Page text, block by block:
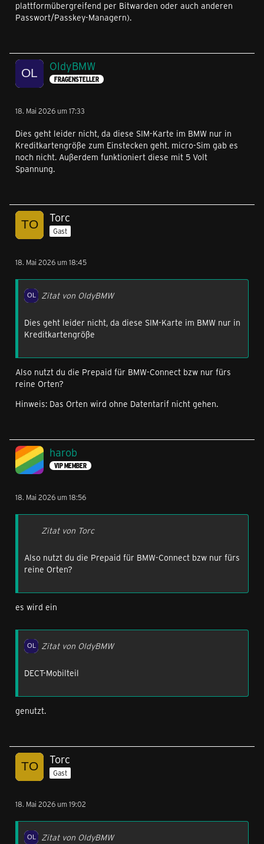
plattformübergreifend per Bitwarden oder auch anderen
Passwort/Passkey-Managern).
OldyBMW
FRAGENSTELLER
18. Mai 2026 um 17:33
Dies geht leider nicht, da diese SIM-Karte im BMW nur in
Kreditkartengröße zum Einstecken geht. micro-Sim gab es
noch nicht. Außerdem funktioniert diese mit 5 Volt
Spannung.
Torc
Gast
18. Mai 2026 um 18:45
Zitat von OldyBMW
Dies geht leider nicht, da diese SIM-Karte im BMW nur in
Kreditkartengröße
Also nutzt du die Prepaid für BMW-Connect bzw nur fürs
reine Orten?
Hinweis: Das Orten wird ohne Datentarif nicht gehen.
harob
VIP MEMBER
18. Mai 2026 um 18:56
Zitat von Torc
Also nutzt du die Prepaid für BMW-Connect bzw nur fürs
reine Orten?
es wird ein
Zitat von OldyBMW
DECT-Mobilteil
genutzt.
Torc
Gast
18. Mai 2026 um 19:02
Zitat von OldyBMW